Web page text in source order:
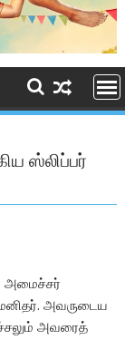
ஸ்லிப்பர்
அமைச்சர்
மனிதர். அவருடைய
அவரைத்